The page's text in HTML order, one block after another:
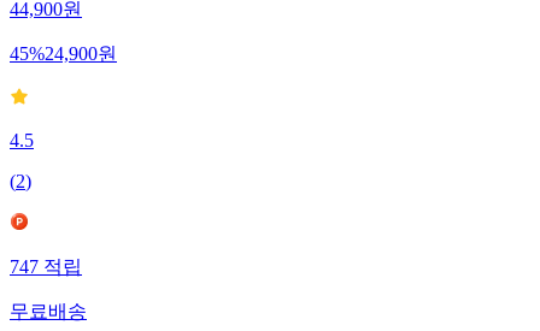
44,900원
45%24,900원
4.5
(2)
747적립
무료배송